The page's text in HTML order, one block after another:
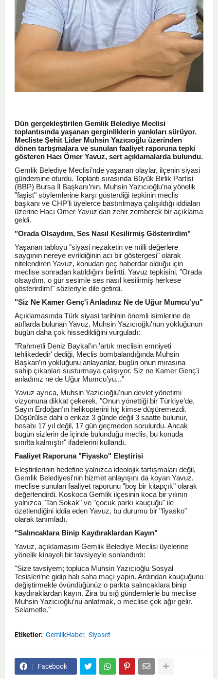
Dün gerçekleştirilen Gemlik Belediye Meclisi
toplantısında yaşanan gerginliklerin yankıları sürüyor.
Mecliste Şehit Lider Muhsin Yazıcıoğlu üzerinden
dönen tartışmalara ve sunulan faaliyet raporuna tepki
gösteren Hacı Ömer Yavuz, sert açıklamalarda bulundu.
Gemlik Belediye Meclisi’nde yaşanan olaylar, ilçenin siyasi
gündemine oturdu. Toplantı sırasında Büyük Birlik Partisi
(BBP) Bursa İl Başkanı’nın, Muhsin Yazıcıoğlu’na yönelik
"faşist" söylemlerine karşı gösterdiği tepkinin meclis
başkanı ve CHP’li üyelerce bastırılmaya çalışıldığı iddiaları
üzerine Hacı Ömer Yavuz'dan zehir zemberek bir açıklama
geldi.
"Orada Olsaydım, Ses Nasıl Kesilirmiş Gösterirdim"
Yaşanan tabloyu "siyasi nezaketin ve milli değerlere
saygının nereye evrildiğinin acı bir göstergesi" olarak
nitelendiren Yavuz, konudan geç haberdar olduğu için
meclise sonradan katıldığını belirtti. Yavuz tepkisini, "Orada
olsaydım, o gür sesimle ses nasıl kesilirmiş herkese
gösterirdim!" sözleriyle dile getirdi.
"Siz Ne Kamer Genç'i Anladınız Ne de Uğur Mumcu'yu"
Açıklamasında Türk siyasi tarihinin önemli isimlerine de
atıflarda bulunan Yavuz, Muhsin Yazıcıoğlu'nun yokluğunun
bugün daha çok hissedildiğini vurguladı:
"Rahmetli Deniz Baykal'ın 'artık meclisin emniyeti
tehlikededir' dediği, Meclis bombalandığında Muhsin
Başkan’ın yokluğunu anlayanlar, bugün onun mirasına
sahip çıkanları susturmaya çalışıyor. Siz ne Kamer Genç’i
anladınız ne de Uğur Mumcu’yu..."
Yavuz ayrıca, Muhsin Yazıcıoğlu'nun devlet yönetimi
vizyonuna dikkat çekerek, "Onun yönettiği bir Türkiye’de,
Sayın Erdoğan’ın helikopterini hiç kimse düşüremezdi.
Düşürülse dahi o enkaz 3 günde değil 3 saatte bulunur,
hesabı 17 yıl değil, 17 gün geçmeden sorulurdu. Ancak
bugün sizlerin de içinde bulunduğu meclis, bu konuda
sınıfta kalmıştır" ifadelerini kullandı.
Faaliyet Raporuna "Fiyasko" Eleştirisi
Eleştirilerinin hedefine yalnızca ideolojik tartışmaları değil,
Gemlik Belediyesi'nin hizmet anlayışını da koyan Yavuz,
meclise sunulan faaliyet raporunu "boş bir kitapçık" olarak
değerlendirdi. Koskoca Gemlik ilçesinin koca bir yılının
yalnızca "Tan Sokak" ve "çocuk parkı kauçuğu" ile
özetlendiğini iddia eden Yavuz, bu durumu bir "fiyasko"
olarak tanımladı.
"Salıncaklara Binip Kaydıraklardan Kayın"
Yavuz, açıklamasını Gemlik Belediye Meclisi üyelerine
yönelik kinayeli bir tavsiyeyle sonlandırdı:
"Size tavsiyem; topluca Muhsin Yazıcıoğlu Sosyal
Tesisleri’ne gidip halı saha maçı yapın. Ardından kauçuğunu
değiştirmekle övündüğünüz o parkta salıncaklara binip
kaydıraklardan kayın. Zira bu sığ gündemlerle bu meclise
Muhsin Yazıcıoğlu’nu anlatmak, o meclise çok ağır gelir.
Selametle."
Etiketler: GemlikHaber Siyaset
Facebook